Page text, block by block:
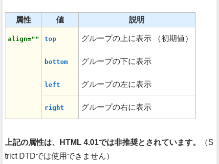
属性 値 説明
align="" top グループの上に表示 （初期値）
bottom グループの下に表示
left グループの左に表示
right グループの右に表示
上記の属性は、HTML 4.01では非推奨とされています。
（S
trict DTDでは使用できません）